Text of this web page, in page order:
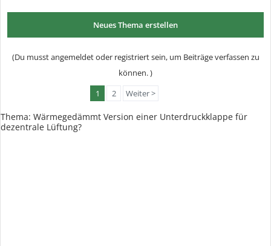
Neues Thema erstellen
(Du musst angemeldet oder registriert sein, um Beiträge verfassen zu
können. )
1
2 Weiter >
Thema: Wärmegedämmt Version einer Unterdruckklappe für
dezentrale Lüftung?